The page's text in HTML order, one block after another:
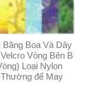
Băng Boa Và Dây
Vòng Bên B
Loại Nylon
để May